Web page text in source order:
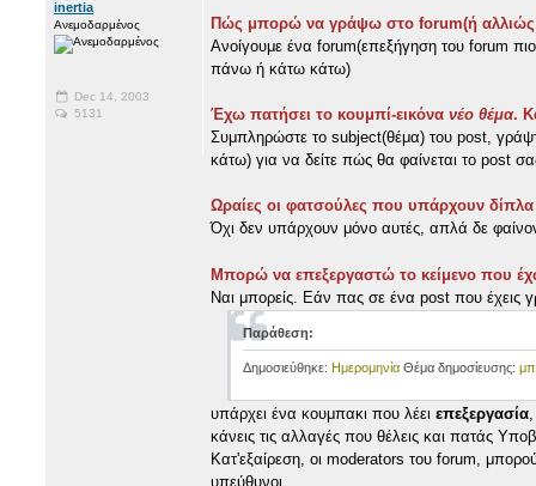
inertia
Ανεμοδαρμένος
Dec 14, 2003
5131
Πώς μπορώ να γράψω στο forum(ή
Ανοίγουμε ένα forum(επεξήγηση του forum
πάνω ή κάτω κάτω)
Έχω πατήσει το κουμπί-εικόνα νέο θέμα.
Συμπληρώστε το subject(θέμα) του post,
κάτω) για να δείτε πώς θα φαίνεται το post
Ωραίες οι φατσούλες που υπάρχουν
Όχι δεν υπάρχουν μόνο αυτές, απλά δε
Μπορώ να επεξεργαστώ το κείμενο που
Ναι μπορείς. Εάν πας σε ένα post που έχεις
Παράθεση:
Δημοσιεύθηκε: Ημερομηνία Θέμα δημοσίευσης:
υπάρχει ένα κουμπακι που λέει επεξεργασία
κάνεις τις αλλαγές που θέλεις και πατάς
Κατ'εξαίρεση, οι moderators του forum,
υπεύθυνοι.